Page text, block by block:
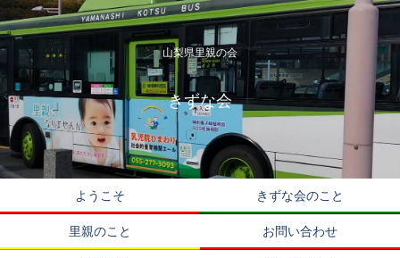
山梨県里親の会
きずな会
ようこそ きずな会のこと
里親のこと お問い合わせ